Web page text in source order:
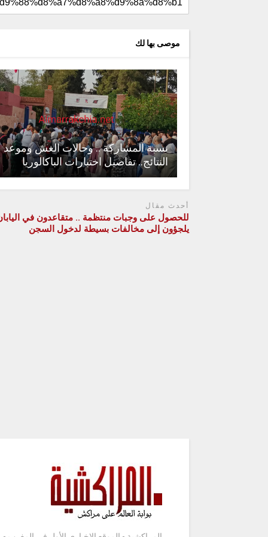
موصى بها لك
نسبة المشاركة .. وحالات الغش وموعد
النتائج.. تفاصيل اختبارات الباكالوريا
أحدث مقال
للحصول على وجبات منتظمة .. متقاعدون في
يلجؤون إلى مخالفات بسيطة لدخول السجن